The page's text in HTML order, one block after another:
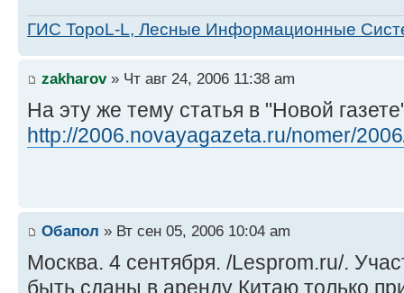
ГИС TopoL-L, Лесные Информационные
zakharov» Чт авг 24, 2006 11:38 am
На эту же тему статья в "Новой
http://2006.novayagazeta.ru/nomer/
Обапол » Вт сен 05, 2006 10:04 am
Москва. 4 сентября. /Lesprom.ru/.
быть сданы в аренду Китаю только